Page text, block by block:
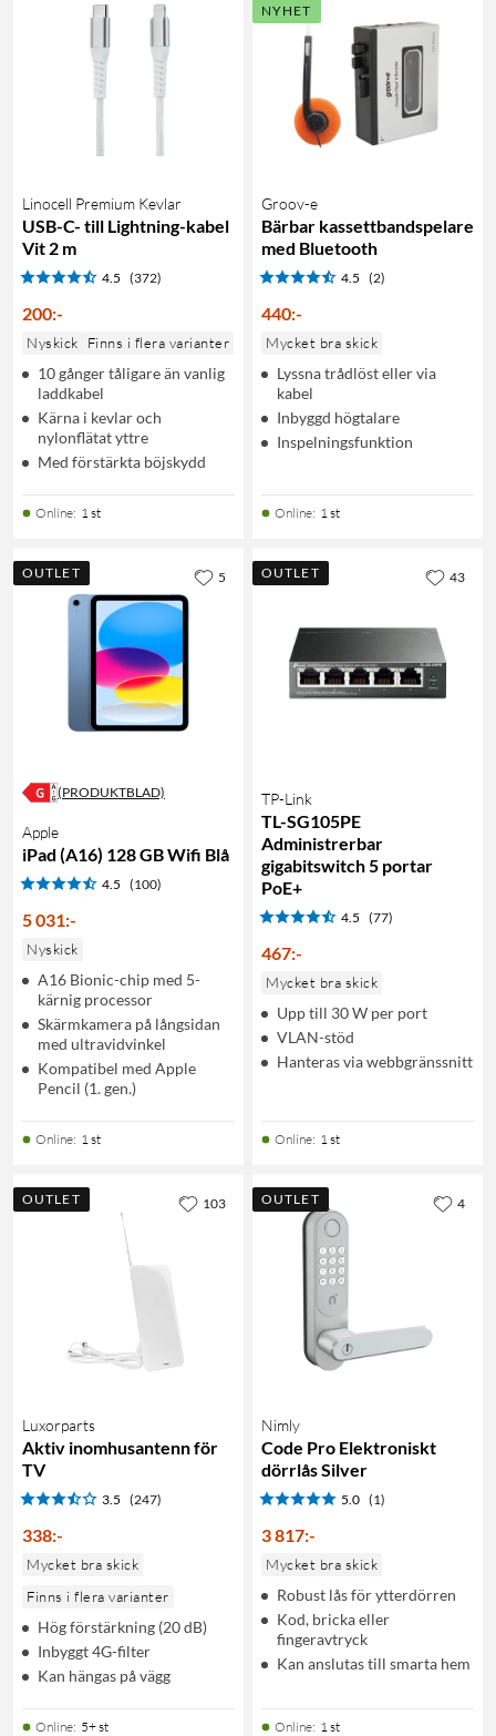
Linocell Premium Kevlar
USB-C- till Lightning-kabel
Vit 2 m
4.5 (372)
200:-
Nyskick Finns i flera varianter
10 gånger tåligare än vanlig
laddkabel
Kärna i kevlar och
nylonflätat yttre
Med förstärkta böjskydd
Online: 1 st
NYHET
Groov-e
Bärbar kassettbandspelare
med Bluetooth
4.5 (2)
440:-
Mycket bra skick
Lyssna trådlöst eller via
kabel
Inbyggd högtalare
Inspelningsfunktion
Online: 1 st
OUTLET
(PRODUKTBLAD)
Apple
iPad (A16) 128 GB Wifi Blå
4.5 (100)
5 031:-
Nyskick
A16 Bionic-chip med 5-
kärnig processor
Skärmkamera på långsidan
med ultravidvinkel
Kompatibel med Apple
Pencil (1. gen.)
Online: 1 st
5 OUTLET
TP-Link
TL-SG105PE
Administrerbar
gigabitswitch 5 portar
PoE+
4.5 (77)
467:-
Mycket bra skick
Upp till 30 W per port
VLAN-stöd
Hanteras via webbgränssnitt
Online: 1 st
43
OUTLET
Luxorparts
Aktiv inomhusantenn för
TV
3.5 (247)
338:-
Mycket bra skick
Finns i flera varianter
Hög förstärkning (20 dB)
Inbyggt 4G-filter
Kan hängas på vägg
Online: 5+ st
103 OUTLET
Nimly
Code Pro Elektroniskt
dörrlås Silver
5.0 (1)
3 817:-
Mycket bra skick
Robust lås för ytterdörren
Kod, bricka eller
fingeravtryck
Kan anslutas till smarta hem
Online: 1 st
4